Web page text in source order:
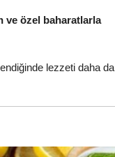
ve özel baharatlarla
lezzeti daha da